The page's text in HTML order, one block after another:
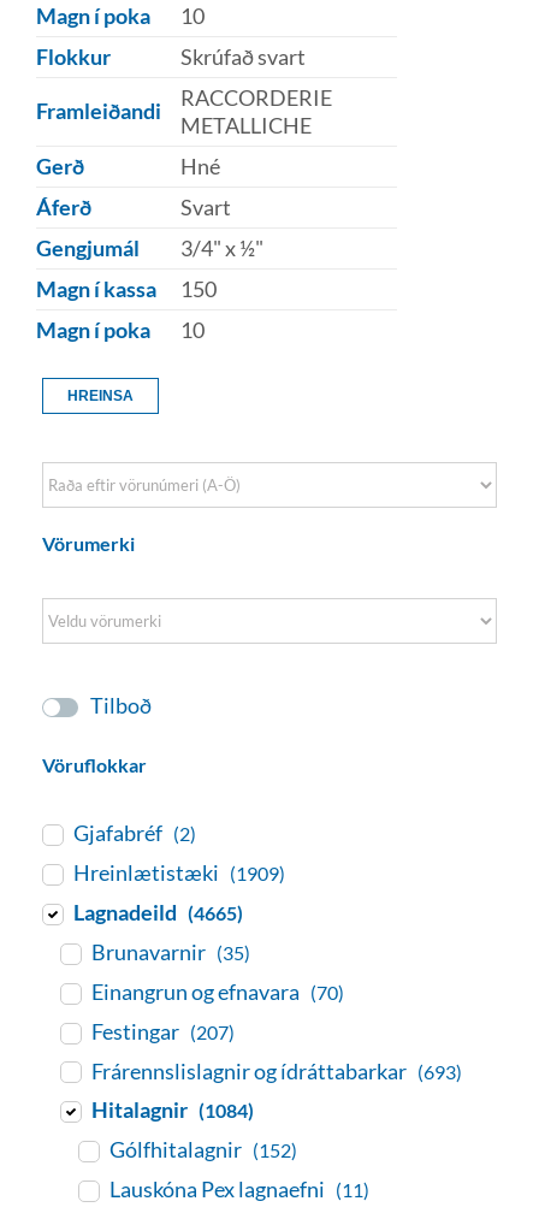
Magn í poka
10
Flokkur
Skrúfað svart
Framleiðandi
RACCORDERIE
METALLICHE
Gerð
Hné
Áferð
Svart
Gengjumál
3/4" x ½"
Magn í kassa
150
Magn í poka
10
HREINSA
Sort Products
Vörumerki
Tilboð
Vöruflokkar
Gjafabréf (2)
Hreinlætistæki (1909)
Lagnadeild (4665)
Brunavarnir (35)
Einangrun og efnavara (70)
Festingar (207)
Frárennslislagnir og ídráttabarkar (693)
Hitalagnir (1084)
Gólfhitalagnir (152)
Lauskóna Pex lagnaefni (11)